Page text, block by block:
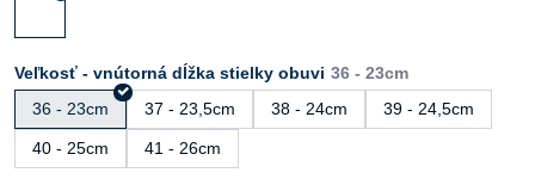
Veľkosť - vnútorná dĺžka stielky obuvi
36 - 23cm
37 - 23,5cm 38 - 24cm 39 - 24,5cm
40 - 25cm 41 - 26cm